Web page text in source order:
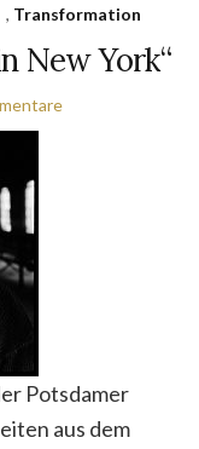
, Transformation
New York“
Potsdamer
aus dem